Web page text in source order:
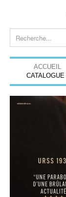
ACCUEIL
CATALOGUE